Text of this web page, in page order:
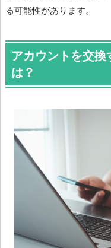
る可能性があります。
アカウントを交
は？